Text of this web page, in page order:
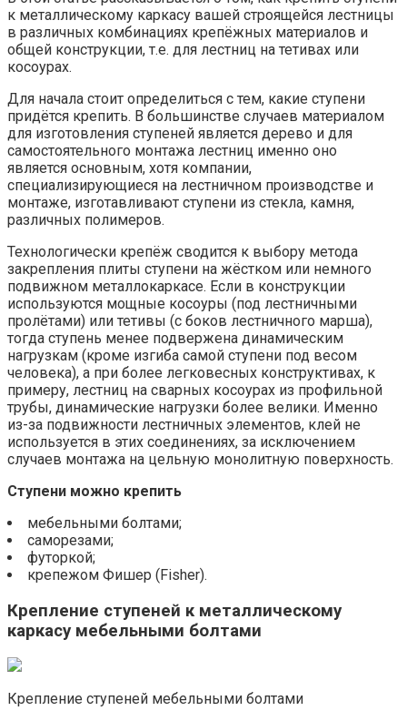
к металлическому каркасу вашей строящейся лестницы
в различных комбинациях крепёжных материалов и
общей конструкции, т.е. для лестниц на тетивах или
косоурах.
Для начала стоит определиться с тем, какие ступени
придётся крепить. В большинстве случаев материалом
для изготовления ступеней является дерево и для
самостоятельного монтажа лестниц именно оно
является основным, хотя компании,
специализирующиеся на лестничном производстве и
монтаже, изготавливают ступени из стекла, камня,
различных полимеров.
Технологически крепёж сводится к выбору метода
закрепления плиты ступени на жёстком или немного
подвижном металлокаркасе. Если в конструкции
используются мощные косоуры (под лестничными
пролётами) или тетивы (с боков лестничного марша),
тогда ступень менее подвержена динамическим
нагрузкам (кроме изгиба самой ступени под весом
человека), а при более легковесных конструктивах, к
примеру, лестниц на сварных косоурах из профильной
трубы, динамические нагрузки более велики. Именно
из-за подвижности лестничных элементов, клей не
используется в этих соединениях, за исключением
случаев монтажа на цельную монолитную поверхность.
Ступени можно крепить
мебельными болтами;
саморезами;
футоркой;
крепежом Фишер (Fisher).
Крепление ступеней к металлическому
каркасу мебельными болтами
Крепление ступеней мебельными болтами